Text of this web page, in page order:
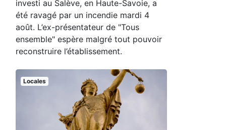
investi au Salève, en Haute-Savoie, a
été ravagé par un incendie mardi 4
août. L’ex-présentateur de "Tous
ensemble" espère malgré tout pouvoir
reconstruire l’établissement.
Locales